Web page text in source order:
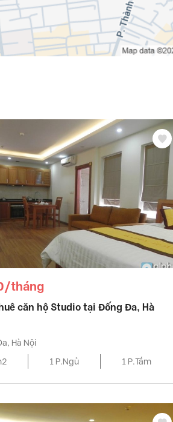
tháng
căn hộ Studio tại Đống Đa, Hà
Hà Nội
1 P.Ngủ 1 P.Tắm